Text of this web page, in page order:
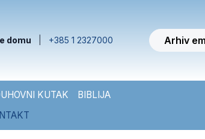
domu +385 1 2327000 Arhiv
KUTAK
BIBLIJA